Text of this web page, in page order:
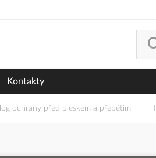
Kontakty
ochrany před bleskem a přepětím